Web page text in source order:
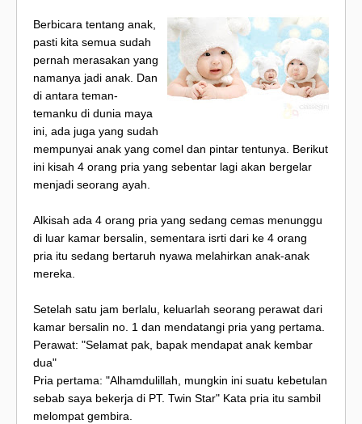
Berbicara tentang anak,
pasti kita semua sudah
pernah merasakan yang
namanya jadi anak. Dan
di antara teman-
temanku di dunia maya
ini, ada juga yang sudah
mempunyai anak yang comel dan pintar tentunya. Berikut
ini kisah 4 orang pria yang sebentar lagi akan bergelar
menjadi seorang ayah.
Alkisah ada 4 orang pria yang sedang cemas menunggu
di luar kamar bersalin, sementara isrti dari ke 4 orang
pria itu sedang bertaruh nyawa melahirkan anak-anak
mereka.
Setelah satu jam berlalu, keluarlah seorang perawat dari
kamar bersalin no. 1 dan mendatangi pria yang pertama.
Perawat: "Selamat pak, bapak mendapat anak kembar
dua"
Pria pertama: "Alhamdulillah, mungkin ini suatu kebetulan
sebab saya bekerja di PT. Twin Star" Kata pria itu sambil
melompat gembira.